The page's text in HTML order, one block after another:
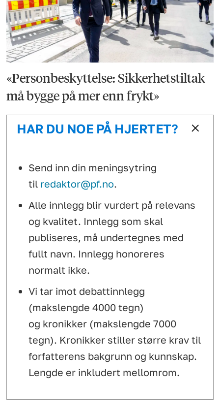
«Personbeskyttelse: Sikkerhetstiltak
må bygge på mer enn frykt»
HAR DU NOE PÅ HJERTET?
Send inn din meningsytring
til redaktor@pf.no.
Alle innlegg blir vurdert på relevans
og kvalitet. Innlegg som skal
publiseres, må undertegnes med
fullt navn. Innlegg honoreres
normalt ikke.
Vi tar imot debattinnlegg
(makslengde 4000 tegn)
og kronikker (makslengde 7000
tegn). Kronikker stiller større krav til
forfatterens bakgrunn og kunnskap.
Lengde er inkludert mellomrom.